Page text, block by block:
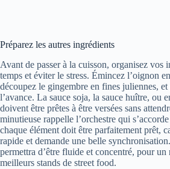
Préparez les autres ingrédients
Avant de passer à la cuisson, organisez vos
temps et éviter le stress. Émincez l’oignon
découpez le gingembre en fines juliennes, et
l’avance. La sauce soja, la sauce huître, ou
doivent être prêtes à être versées sans
minutieuse rappelle l’orchestre qui
chaque élément doit être parfaitement prêt,
rapide et demande une belle
permettra d’être fluide et concentré, pour un
meilleurs stands de street food.